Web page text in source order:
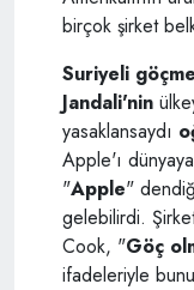
birçok şirket
Suriyeli
Jandali'nin
yasaklansaydı
Apple'ı
"Apple"
gelebilirdi.
Cook, "Göç
ifadeleriyle